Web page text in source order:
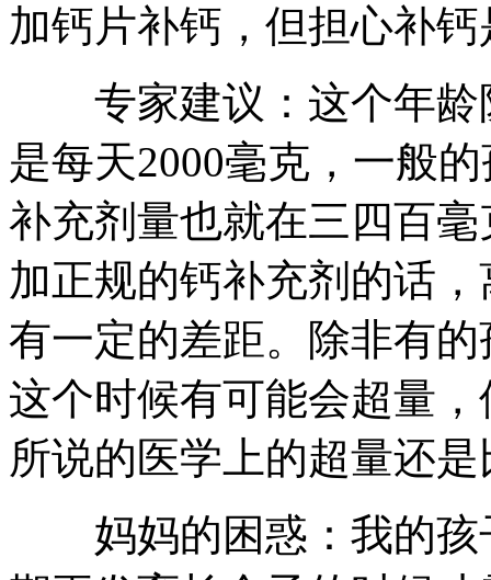
加钙片补钙，但担心补钙
专家建议：这个年龄
是每天2000毫克，一般
补充剂量也就在三四百
加正规的钙补充剂的话
有一定的差距。除非有
这个时候有可能会超量
所说的医学上的超量还
妈妈的困惑：我的孩